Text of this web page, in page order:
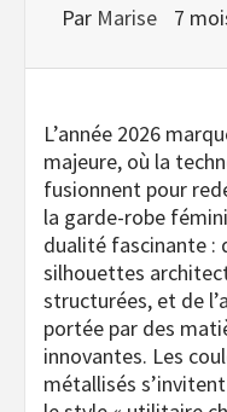
Par Marise 7
L’année 2026
majeure, où la
fusionnent pour
la garde-robe
dualité fascinante :
silhouettes
structurées, et de
portée par des
innovantes. Les
métallisés